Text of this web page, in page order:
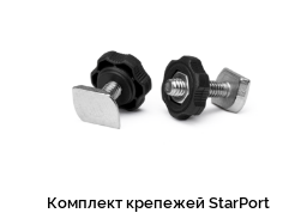
Комплект крепежей StarPort